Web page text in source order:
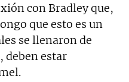
con Bradley que,
que esto es un
se llenaron de
deben estar